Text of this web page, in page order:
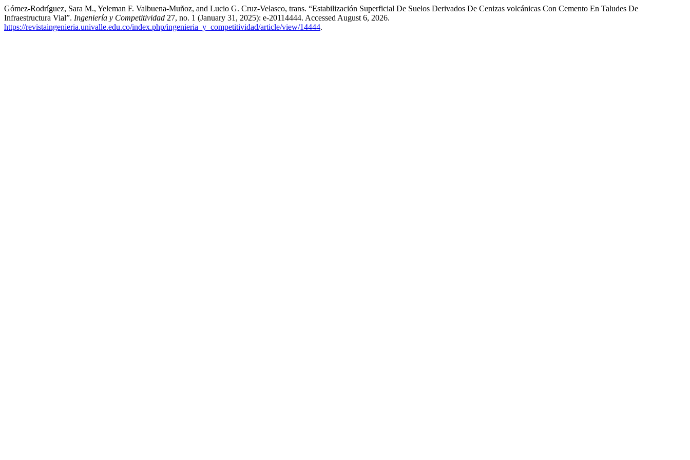
Gómez-Rodríguez, Sara M., Yeleman F. Valbuena-Muñoz, and Lucio G. Cruz-Velasco, trans. “Estabilización Superficial De Suelos Derivados De Cenizas volcánicas Con Cemento En Taludes De
Infraestructura Vial”. Ingeniería y Competitividad 27, no. 1 (January 31, 2025): e-20114444. Accessed August 6, 2026.
https://revistaingenieria.univalle.edu.co/index.php/ingenieria_y_competitividad/article/view/14444.